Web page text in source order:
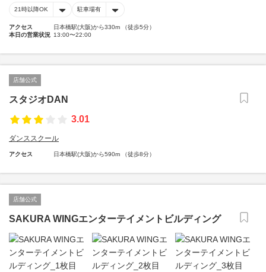
21時以降OK 駐車場有
アクセス
日本橋駅(大阪)から330m （徒歩5分）
本日の営業状況 13:00〜22:00
店舗公式
スタジオDAN
3.01
ダンススクール
アクセス 日本橋駅(大阪)から590m （徒歩8分）
店舗公式
SAKURA WINGエンターテイメントビルディング